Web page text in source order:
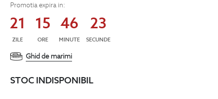
Promotia expira in:
21
ZILE
15
ORE
46
MINUTE
22
SECUNDE
Ghid de marimi
STOC INDISPONIBIL